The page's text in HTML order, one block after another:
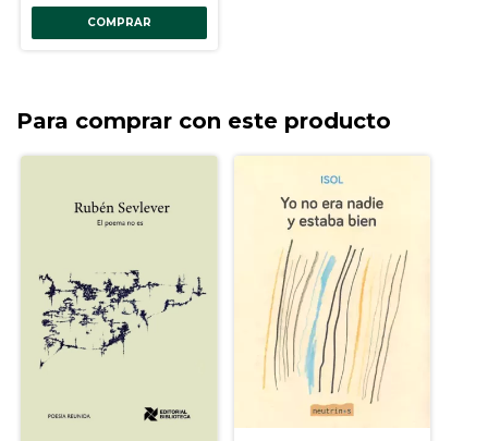
COMPRAR
Para comprar con este producto